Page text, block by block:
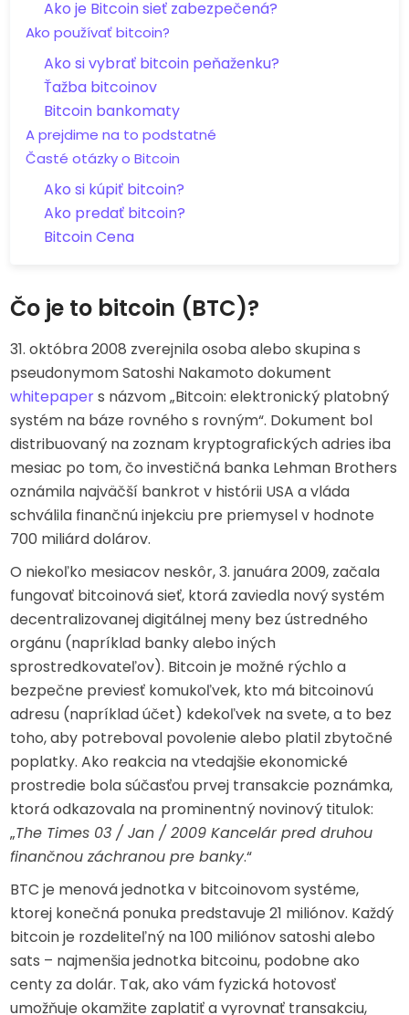
Ako je Bitcoin sieť zabezpečená?
Ako používať bitcoin?
Ako si vybrať bitcoin peňaženku?
Ťažba bitcoinov
Bitcoin bankomaty
A prejdime na to podstatné
Časté otázky o Bitcoin
Ako si kúpiť bitcoin?
Ako predať bitcoin?
Bitcoin Cena
Čo je to bitcoin (BTC)?
31. októbra 2008 zverejnila osoba alebo skupina s
pseudonymom Satoshi Nakamoto dokument
whitepapers názvom „Bitcoin: elektronický platobný
systém na báze rovného s rovným“. Dokument bol
distribuovaný na zoznam kryptografických adries iba
mesiac po tom, čo investičná banka Lehman Brothers
oznámila najväčší bankrot v histórii USA a vláda
schválila finančnú injekciu pre priemysel v hodnote
700 miliárd dolárov.
O niekoľko mesiacov neskôr, 3. januára 2009, začala
fungovať bitcoinová sieť, ktorá zaviedla nový systém
decentralizovanej digitálnej meny bez ústredného
orgánu (napríklad banky alebo iných
sprostredkovateľov). Bitcoin je možné rýchlo a
bezpečne previesť komukoľvek, kto má bitcoinovú
adresu (napríklad účet) kdekoľvek na svete, a to bez
toho, aby potreboval povolenie alebo platil zbytočné
poplatky. Ako reakcia na vtedajšie ekonomické
prostredie bola súčasťou prvej transakcie poznámka,
ktorá odkazovala na prominentný novinový titulok:
„The Times 03 / Jan / 2009 Kancelár pred druhou
finančnou záchranou pre banky.“
BTC je menová jednotka v bitcoinovom systéme,
ktorej konečná ponuka predstavuje 21 miliónov. Každý
bitcoin je rozdeliteľný na 100 miliónov satoshi alebo
sats – najmenšia jednotka bitcoinu, podobne ako
centy za dolár. Tak, ako vám fyzická hotovosť
umožňuje okamžite zaplatiť a vyrovnať transakciu,